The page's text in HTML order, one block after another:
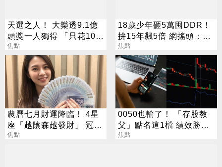
天選之人！ 大樂透9.1億
頭獎一人獨得 「只花100
元」買法曝光
焦點
18歲少年砸5萬囤DDR！
拚15年飆5倍 網搖頭：會
報廢
焦點
農曆七月財運降臨！ 4星
座「越陰森越發財」 冠軍
賺到翻
焦點
0050也輸了！ 「存股教
父」點名這1檔 績效勝出
還更抗跌
焦點